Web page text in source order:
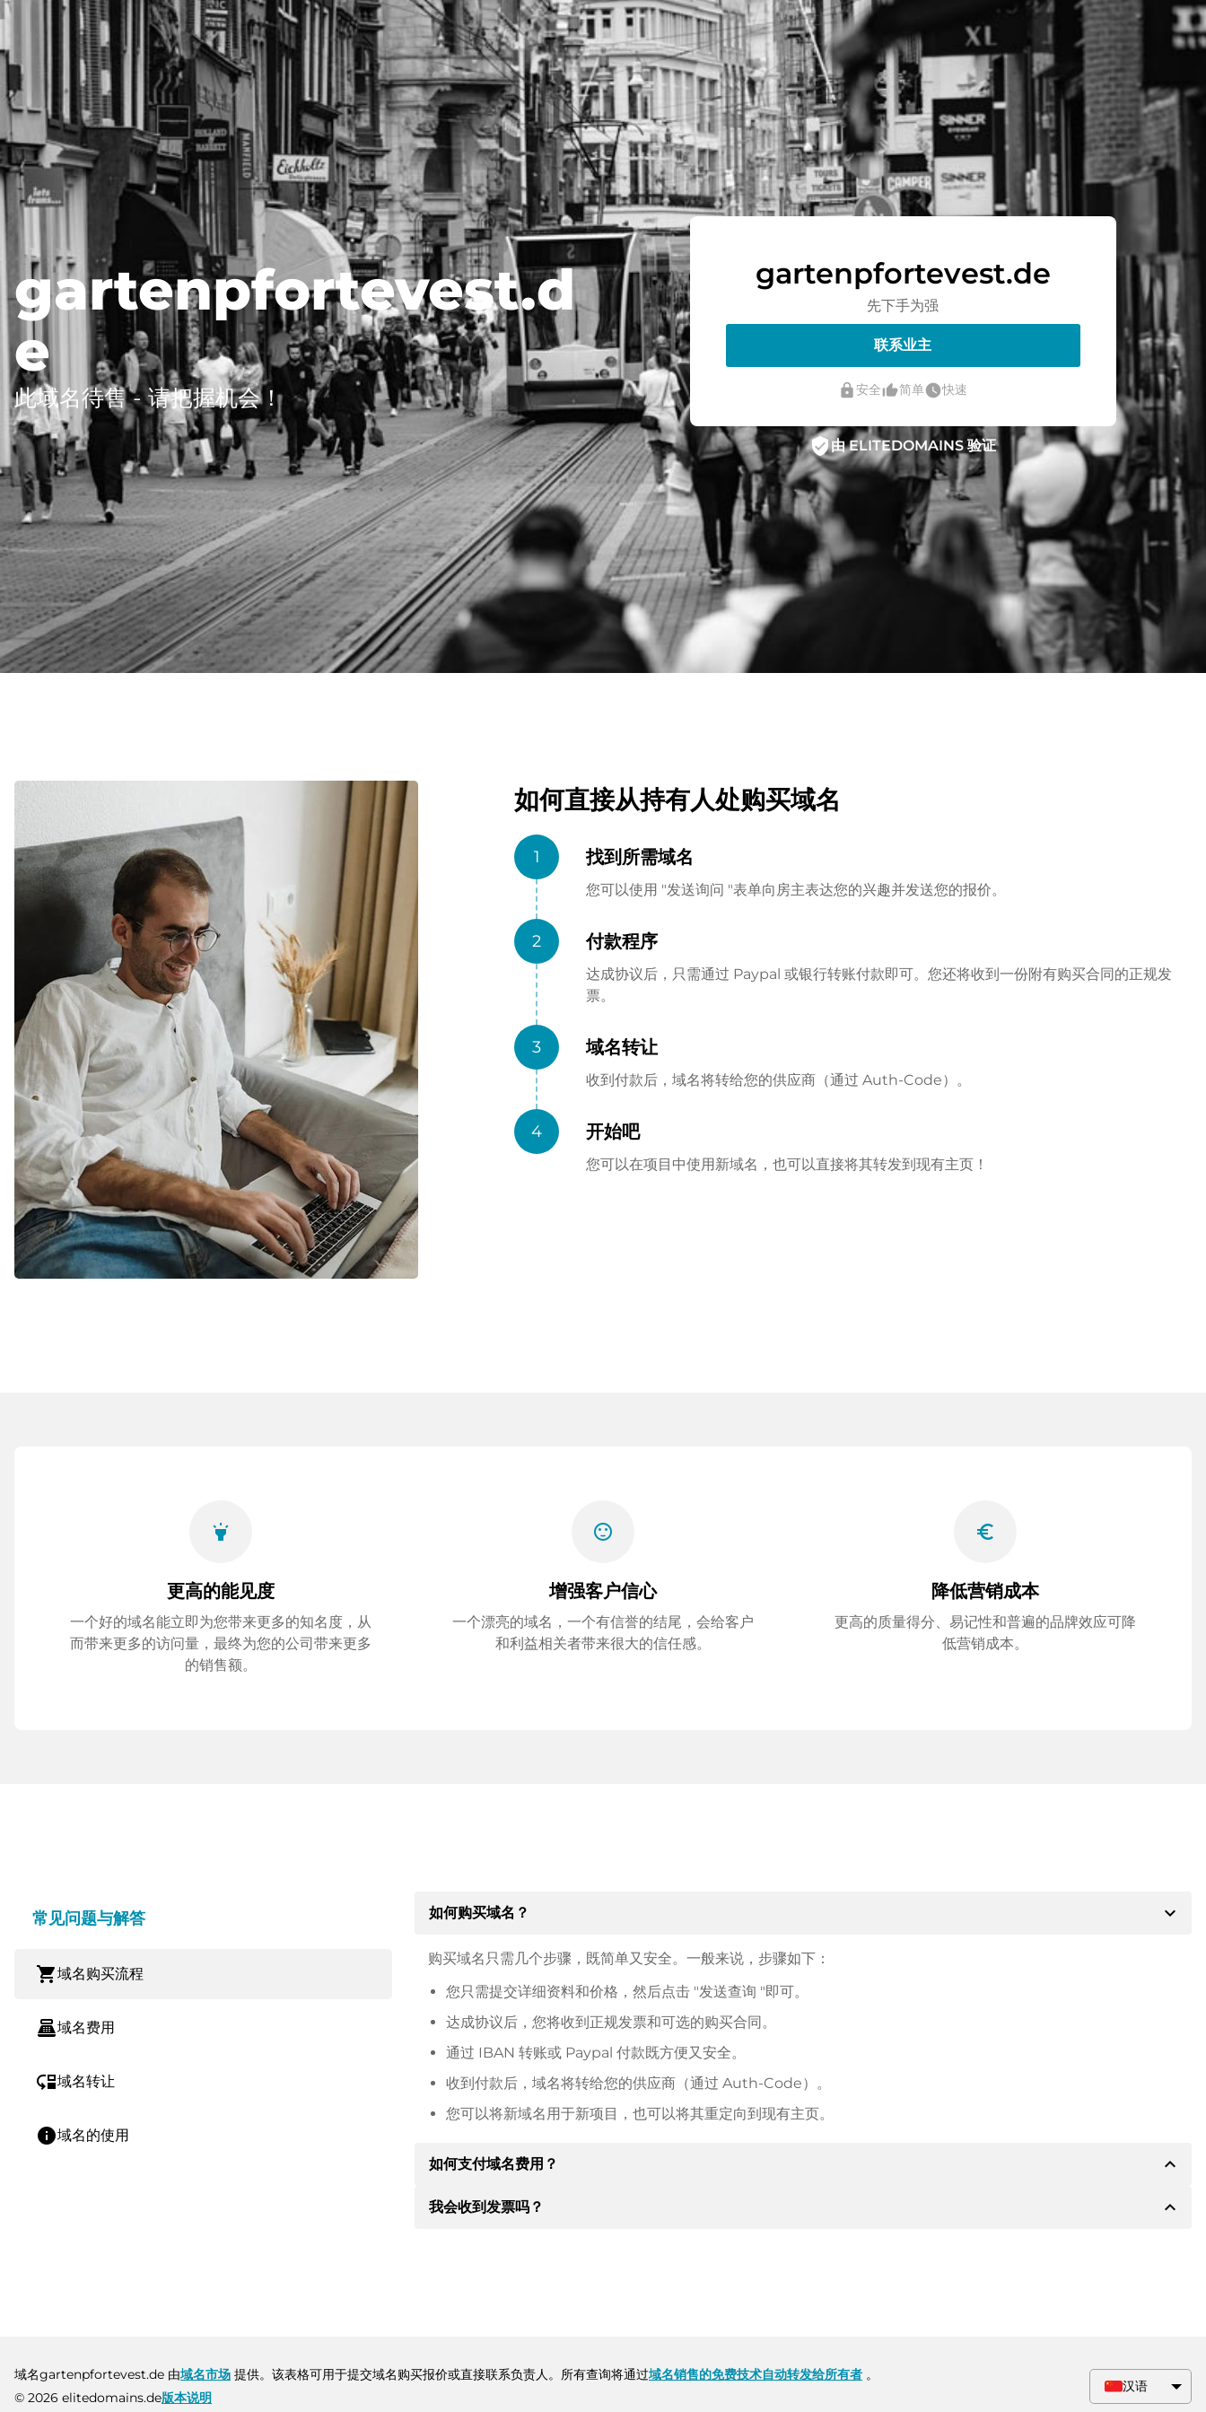
gartenpfortevest.d
e
此域名待售 - 请把握机会！
gartenpfortevest.de
先下手为强
联系业主
lock安全thumb_up_alt简单watch_later快速
verified_user由 ELITEDOMAINS 验证
如何直接从持有人处购买域名
1 找到所需域名
您可以使用 "发送询问 "表单向房主表达您的兴趣并发送您的报价。
2 付款程序
达成协议后，只需通过 Paypal 或银行转账付款即可。您还将收到一份附有购买合同的正规发
票。
3 域名转让
收到付款后，域名将转给您的供应商（通过 Auth-Code）。
4 开始吧
您可以在项目中使用新域名，也可以直接将其转发到现有主页！
highlight
更高的能见度
一个好的域名能立即为您带来更多的知名度，从
而带来更多的访问量，最终为您的公司带来更多
的销售额。
sentiment_satisfied
增强客户信心
一个漂亮的域名，一个有信誉的结尾，会给客户
和利益相关者带来很大的信任感。
euro_symbol
降低营销成本
更高的质量得分、易记性和普遍的品牌效应可降
低营销成本。
常见问题与解答
shopping_cart域名购买流程
point_of_sale域名费用
move_down域名转让
info域名的使用
如何购买域名？ expand_more
购买域名只需几个步骤，既简单又安全。一般来说，步骤如下：
您只需提交详细资料和价格，然后点击 "发送查询 "即可。
达成协议后，您将收到正规发票和可选的购买合同。
通过 IBAN 转账或 Paypal 付款既方便又安全。
收到付款后，域名将转给您的供应商（通过 Auth-Code）。
您可以将新域名用于新项目，也可以将其重定向到现有主页。
如何支付域名费用？ expand_less
达成协议后，房东将通知您付款细节。房主随后会向您提供 SEPA 银行的详细信息，如果需要，还可以提供 Paypal 或
我会收到发票吗？ expand_less
汉语
域名gartenpfortevest.de 由域名市场 提供。该表格可用于提交域名购买报价或直接联系负责人。所有查询将通过域名销售的免费技术自动转发给所有者 。
© 2026 elitedomains.de版本说明